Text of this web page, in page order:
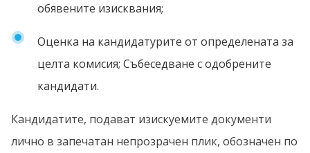
обявените изисквания;
Оценка на кандидатурите от определената за
целта комисия; Събеседване с одобрените
кандидати.
Кандидатите, подават изискуемите документи
лично в запечатан непрозрачен плик, обозначен по